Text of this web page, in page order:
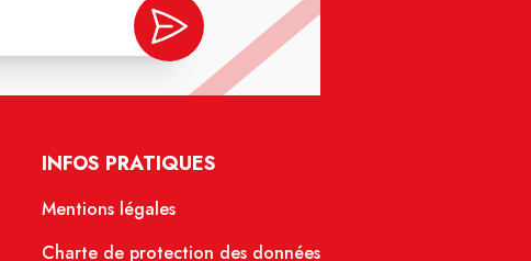
INFOS PRATIQUES
Mentions légales
Charte de protection des données